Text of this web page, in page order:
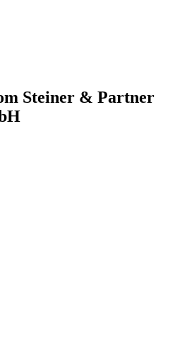
Steiner & Partner